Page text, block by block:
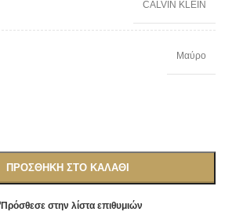
CALVIN KLEIN
Μαύρο
ΠΡΟΣΘΉΚΗ ΣΤΟ ΚΑΛΆΘΙ
Πρόσθεσε στην λίστα επιθυμιών